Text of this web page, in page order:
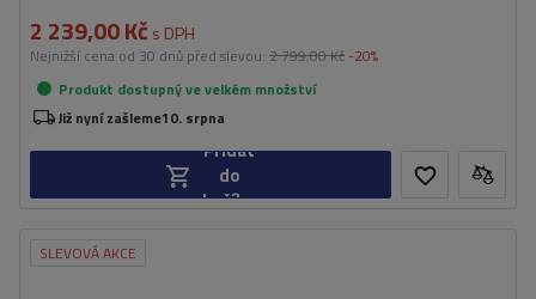
2 239,00 Kč s DPH
Nejnižší cena od 30 dnů před slevou: 2 799,00 Kč -20%
Produkt dostupný ve velkém množství
Již nyní zašleme10. srpna
Přidat
do
košíku
SLEVOVÁ AKCE